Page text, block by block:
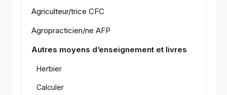
Agriculteur/trice CFC
Agropracticien/ne AFP
Autres moyens d‘enseignement et livres
Herbier
Calculer